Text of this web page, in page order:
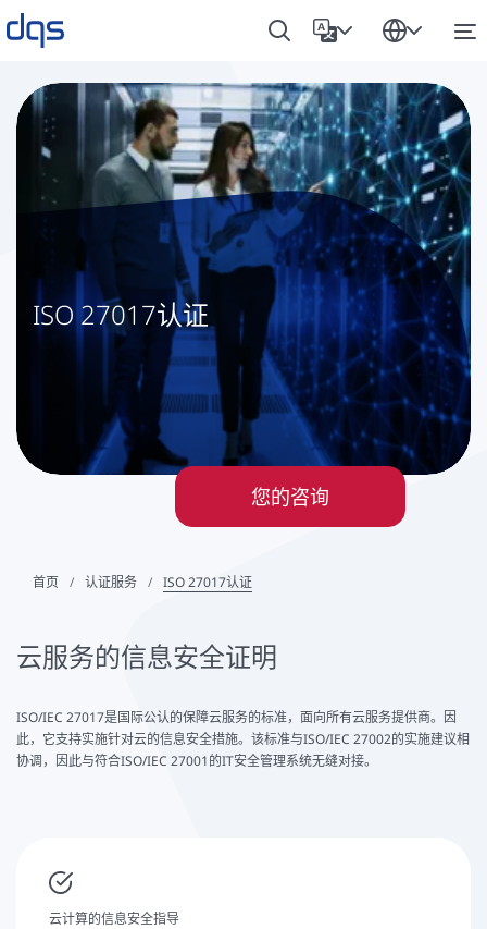
ISO 27017认证
您的咨询
首页 认证服务 ISO 27017认证
云服务的信息安全证明
ISO/IEC 27017是国际公认的保障云服务的标准，面向所有云服务提供商。因
此，它支持实施针对云的信息安全措施。该标准与ISO/IEC 27002的实施建议相
协调，因此与符合ISO/IEC 27001的IT安全管理系统无缝对接。
云计算的信息安全指导